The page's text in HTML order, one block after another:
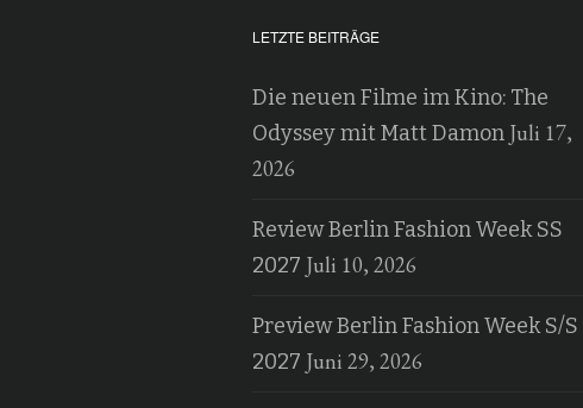
LETZTE BEITRÄGE
Die neuen Filme im Kino: The
Odyssey mit Matt Damon Juli 17,
2026
Review Berlin Fashion Week SS
2027 Juli 10, 2026
Preview Berlin Fashion Week S/S
2027 Juni 29, 2026